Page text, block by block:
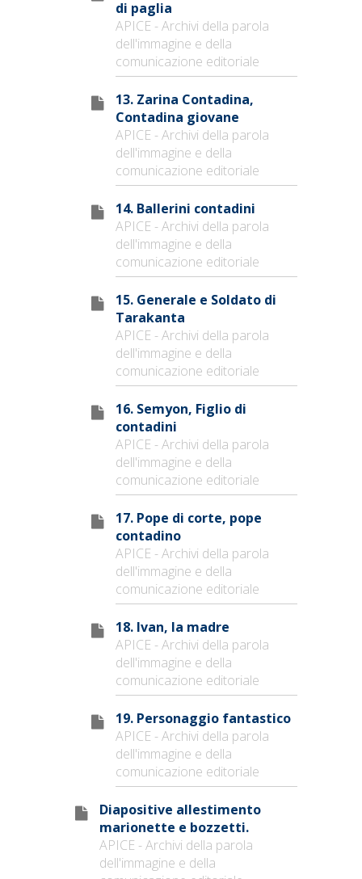
di paglia
APICE - Archivi della parola
dell'immagine e della
comunicazione editoriale
13. Zarina Contadina,
Contadina giovane
APICE - Archivi della parola
dell'immagine e della
comunicazione editoriale
14. Ballerini contadini
APICE - Archivi della parola
dell'immagine e della
comunicazione editoriale
15. Generale e Soldato di
Tarakanta
APICE - Archivi della parola
dell'immagine e della
comunicazione editoriale
16. Semyon, Figlio di
contadini
APICE - Archivi della parola
dell'immagine e della
comunicazione editoriale
17. Pope di corte, pope
contadino
APICE - Archivi della parola
dell'immagine e della
comunicazione editoriale
18. Ivan, la madre
APICE - Archivi della parola
dell'immagine e della
comunicazione editoriale
19. Personaggio fantastico
APICE - Archivi della parola
dell'immagine e della
comunicazione editoriale
Diapositive allestimento
marionette e bozzetti.
APICE - Archivi della parola
dell'immagine e della